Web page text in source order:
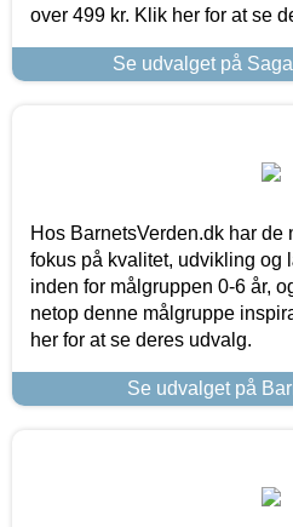
over 499 kr. Klik her for at se
Se udvalget på
Hos BarnetsVerden.dk har
fokus på kvalitet, udvikling
inden for målgruppen 0-6 år,
netop denne målgruppe
her for at se deres udvalg.
Se udvalget på